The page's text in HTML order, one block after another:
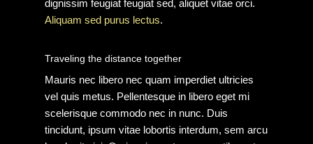
dignissim feugiat feugiat sed, aliquet vitae orci.
Aliquam sed purus lectus.
Traveling the distance together
Mauris nec libero nec quam imperdiet ultricies
vel quis metus. Pellentesque in libero eget mi
scelerisque commodo nec in nunc. Duis
tincidunt, ipsum vitae lobortis interdum, sem arcu